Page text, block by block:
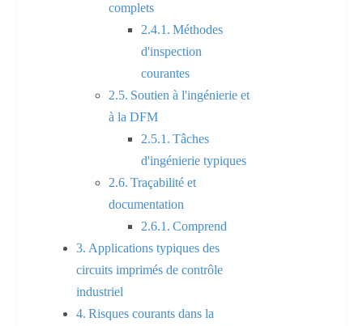
complets
Méthodes
d'inspection
courantes
Soutien à l'ingénierie et
à la DFM
Tâches
d'ingénierie typiques
Traçabilité et
documentation
Comprend
Applications typiques des
circuits imprimés de contrôle
industriel
Risques courants dans la